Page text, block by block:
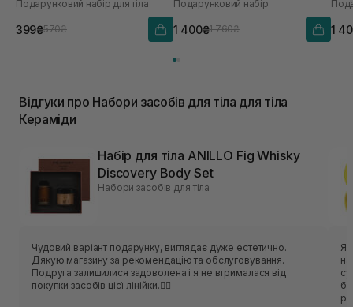
Подарунковий набір для тіла
399₴570₴
Подарунковий набір
1 400₴1 760₴ 1
Відгуки про Набори засобів для тіла для тіла
Кераміди
Набір для тіла ANILLO Fig Whisky
Discovery Body Set
Набори засобів для тіла
Чудовий варіант подарунку, виглядає дуже естетично.
Дякую магазину за рекомендацію та обслуговування.
Подруга залишилися задоволена і я не втрималася від
покупки засобів цієї лінійки.❤️‍🔥